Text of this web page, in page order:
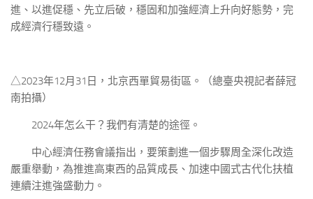
進、以進促穩、先立后破，穩固和加強經濟上升向好態勢，完
成經濟行穩致遠。
△2023年12月31日，北京西單貿易街區。（總臺央視記者薛冠
南拍攝）
2024年怎么干？我們有清楚的途徑。
中心經濟任務會議指出，要策劃進一個步驟周全深化改造
嚴重舉動，為推進高東西的品質成長、加速中國式古代化扶植
連續注進強盛動力。